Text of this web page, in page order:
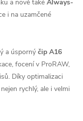
a nově také Always-
i na uzamčené
a úsporný čip A16
focení v ProRAW,
Díky optimalizaci
rychlý, ale i velmi